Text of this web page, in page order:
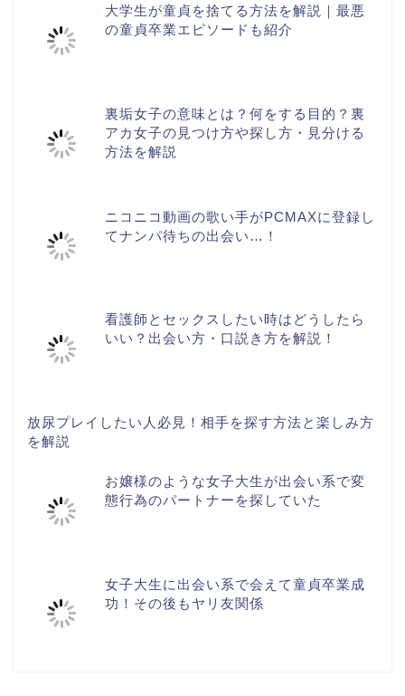
大学生が童貞を捨てる方法を解説｜最悪
の童貞卒業エピソードも紹介
裏垢女子の意味とは？何をする目的？裏
アカ女子の見つけ方や探し方・見分ける
方法を解説
ニコニコ動画の歌い手がPCMAXに登録し
てナンパ待ちの出会い…！
看護師とセックスしたい時はどうしたら
いい？出会い方・口説き方を解説！
放尿プレイしたい人必見！相手を探す方法と楽しみ方
を解説
お嬢様のような女子大生が出会い系で変
態行為のパートナーを探していた
女子大生に出会い系で会えて童貞卒業成
功！その後もヤリ友関係